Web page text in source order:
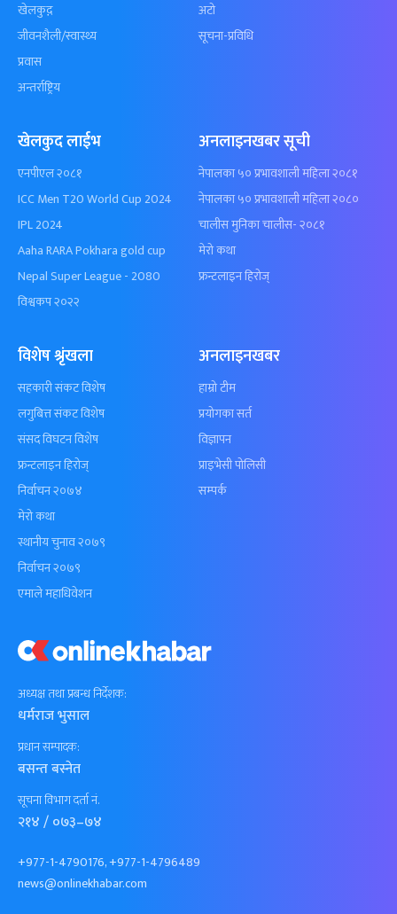
अध्यक्ष तथा प्रबन्ध निर्देशक:
धर्मराज भुसाल
प्रधान सम्पादक:
बसन्त बस्नेत
सूचना विभाग दर्ता नं.
२१४ / ०७३–७४
+977-1-4790176, +977-1-4796489
news@onlinekhabar.com
खेलकुद़़
जीवनशैली/स्वास्थ्य
प्रवास
अन्तर्राष्ट्रिय
अटो
सूचना-प्रविधि
खेलकुद लाईभ
एनपीएल २०८१
ICC Men T20 World Cup 2024
IPL 2024
Aaha RARA Pokhara gold cup
Nepal Super League - 2080
विश्वकप २०२२
अनलाइनखबर सूची
नेपालका ५० प्रभावशाली महिला २०८१
नेपालका ५० प्रभावशाली महिला २०८०
चालीस मुनिका चालीस- २०८१
मेरो कथा
फ्रन्टलाइन हिरोज्
विशेष श्रृंखला
सहकारी संकट विशेष
लगुबित्त संकट विशेष
संसद विघटन विशेष
फ्रन्टलाइन हिरोज्
निर्वाचन २०७४
मेरो कथा
स्थानीय चुनाव २०७९
निर्वाचन २०७९
एमाले महाधिवेशन
अनलाइनखबर
हाम्रो टीम
प्रयोगका सर्त
विज्ञापन
प्राइभेसी पोलिसी
सम्पर्क